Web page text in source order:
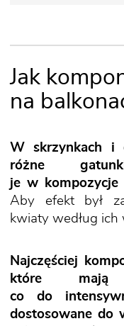
Jak
na
W skrzynkach i
różne
je w kompozycje
Aby efekt był
kwiaty według ich
Najczęściej
które mają
co do
dostosowane do